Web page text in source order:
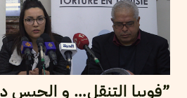
”فوبيا التنقل… و الحبس